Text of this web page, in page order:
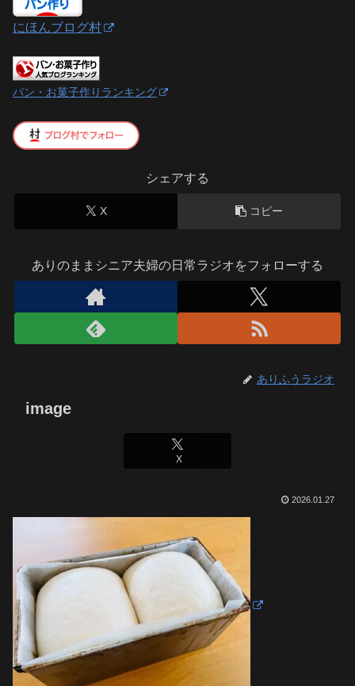
にほんブログ村
パン・お菓子作りランキング
シェアする
X コピー
ありのままシニア夫婦の日常ラジオをフォローする
ありふうラジオ
image
X
2026.01.27